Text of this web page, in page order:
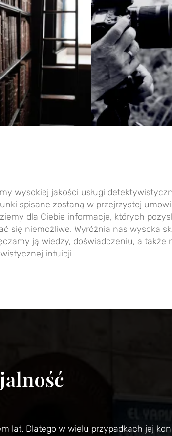
wysokiej jakości usługi
spisane zostaną w przejrzystej
dla Ciebie informacje, których
się niemożliwe. Wyróżnia nas wysoka
ją wiedzy, doświadczeniu, a także
intuicji.
lat. Dlatego w wielu przypadkach jej